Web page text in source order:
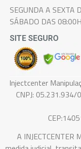
SEGUNDA A SEXTA
SÁBADO DAS
SITE SEGURO
Injectcenter
CNPJ:
A INJECTCENTER